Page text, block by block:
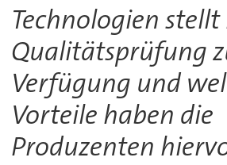
Technologien
Qualitätsprüfung
Verfügung und
Vorteile haben die
Produzenten